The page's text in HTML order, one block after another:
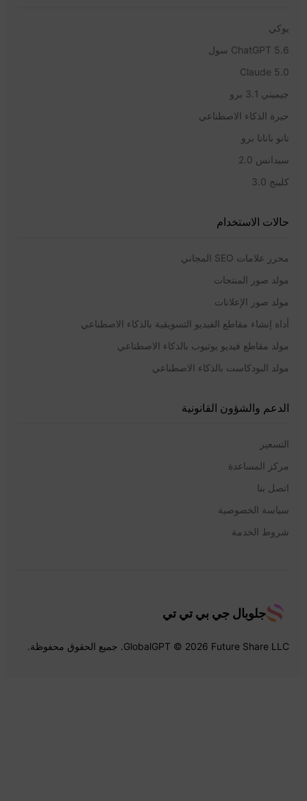
يوكي
ChatGPT 5.6 سول
Claude 5.0
جيميني 3.1 برو
حيرة الذكاء الاصطناعي
نانو بانانا برو
سيدانس 2.0
كلينج 3.0
حالات الاستخدام
محرر علامات SEO المجاني
مولد صور المنتجات
مولد صور الإعلانات
أداة إنشاء مقاطع الفيديو التسويقية بالذكاء الاصطناعي
مولد مقاطع فيديو يوتيوب بالذكاء الاصطناعي
مولد البودكاست بالذكاء الاصطناعي
الدعم والشؤون القانونية
التسعير
مركز المساعدة
اتصل بنا
سياسة الخصوصية
شروط الخدمة
جلوبال جي بي تي تي
GlobalGPT © 2026 Future Share LLC. جميع الحقوق محفوظة.